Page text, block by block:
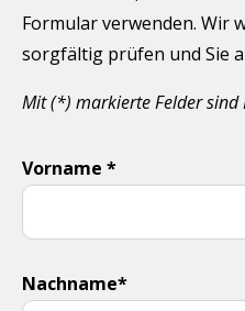
Formular verwenden. Wir
sorgfältig prüfen und Sie
Mit (*) markierte Felder sind
Vorname *
Nachname*